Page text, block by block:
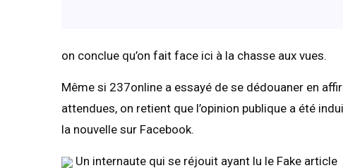
on conclue qu’on fait face ici à la chasse aux vues.
Même si 237online a essayé de se dédouaner en
attendues, on retient que l’opinion publique a été
la nouvelle sur Facebook.
Un internaute qui se réjouit ayant lu le Fake article